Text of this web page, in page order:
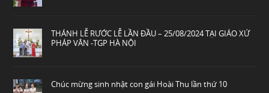
THÁNH LỄ RƯỚC LỄ LẦN ĐẦU – 25/08/2024 TẠI GIÁO XỨ
PHÁP VÂN -TGP HÀ NỘI
Chúc mừng sinh nhật con gái Hoài Thu lần thứ 10